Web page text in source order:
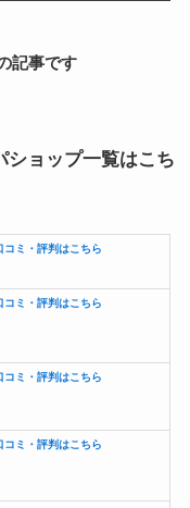
記事です
ショップ一覧はこち
コミ・評判はこちら
コミ・評判はこちら
コミ・評判はこちら
コミ・評判はこちら